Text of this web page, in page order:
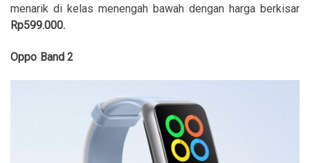
menarik di kelas menengah bawah dengan harga berkisar
Rp599.000.
Oppo Band 2